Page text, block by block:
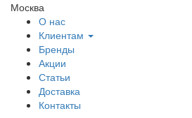
Москва
О нас
Клиентам
Бренды
Акции
Статьи
Доставка
Контакты